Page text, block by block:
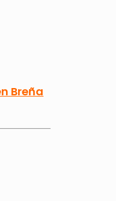
Breña